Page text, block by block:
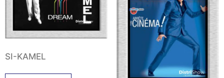
SI-KAMEL